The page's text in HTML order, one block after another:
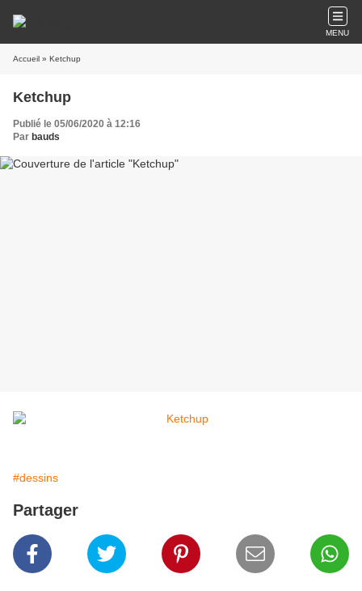
MENU
Accueil » Ketchup
Ketchup
Publié le 05/06/2020 à 12:16
Par bauds
#dessins
Partager